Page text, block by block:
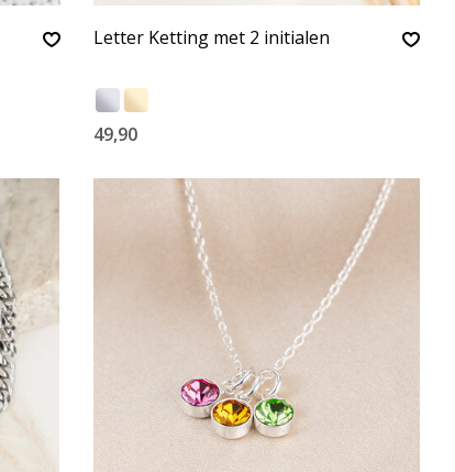
Letter Ketting met 2 initialen
49,90